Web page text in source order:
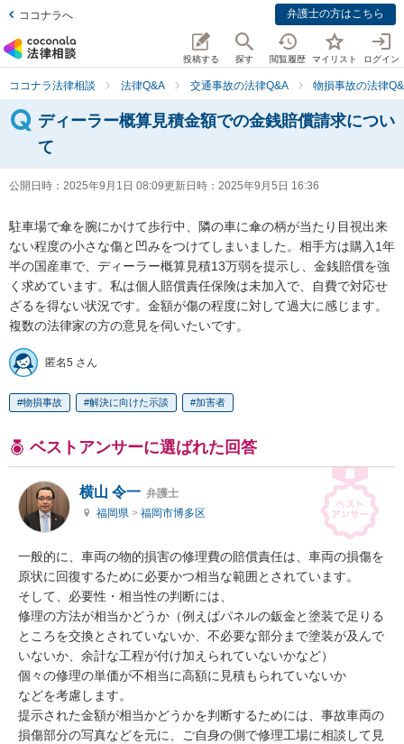
ココナラへ 弁護士の方はこちら
投稿する 探す 閲覧履歴 マイリスト ログイン
ココナラ法律相談 法律Q&A 交通事故の法律Q&A 物損事故の法律
ディーラー概算見積金額での金銭賠償請求につい
て
公開日時： 2025年9月1日 08:09更新日時： 2025年9月5日 16:36
駐車場で傘を腕にかけて歩行中、隣の車に傘の柄が当たり目視出来
ない程度の小さな傷と凹みをつけてしまいました。相手方は購入1年
半の国産車で、ディーラー概算見積13万弱を提示し、金銭賠償を強
く求めています。私は個人賠償責任保険は未加入で、自費で対応せ
ざるを得ない状況です。金額が傷の程度に対して過大に感じます。
複数の法律家の方の意見を伺いたいです。
匿名5 さん
物損事故 解決に向けた示談 加害者
ベストアンサーに選ばれた回答
横山 令一 弁護士
福岡県 > 福岡市博多区
一般的に、車両の物的損害の修理費の賠償責任は、車両の損傷を
原状に回復するために必要かつ相当な範囲とされています。
そして、必要性・相当性の判断には、
修理の方法が相当かどうか（例えばパネルの鈑金と塗装で足りる
ところを交換とされていないか、不必要な部分まで塗装が及んで
いないか、余計な工程が付け加えられていないかなど）
個々の修理の単価が不相当に高額に見積もられていないか
などを考慮します。
提示された金額が相当かどうかを判断するためには、事故車両の
損傷部分の写真などを元に、ご自身の側で修理工場に相談して見